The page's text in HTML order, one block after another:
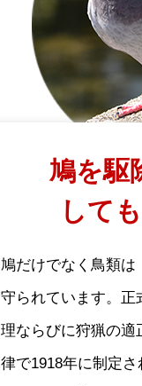
鳩を駆
して
鳩だけでなく鳥類は
守られています。正
理ならびに狩猟の適
律で1918年に制定